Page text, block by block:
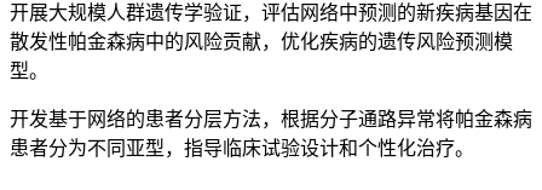
开展大规模人群遗传学验证，评估网络中预测的新疾病基因在
散发性帕金森病中的风险贡献，优化疾病的遗传风险预测模
型。
开发基于网络的患者分层方法，根据分子通路异常将帕金森病
患者分为不同亚型，指导临床试验设计和个性化治疗。